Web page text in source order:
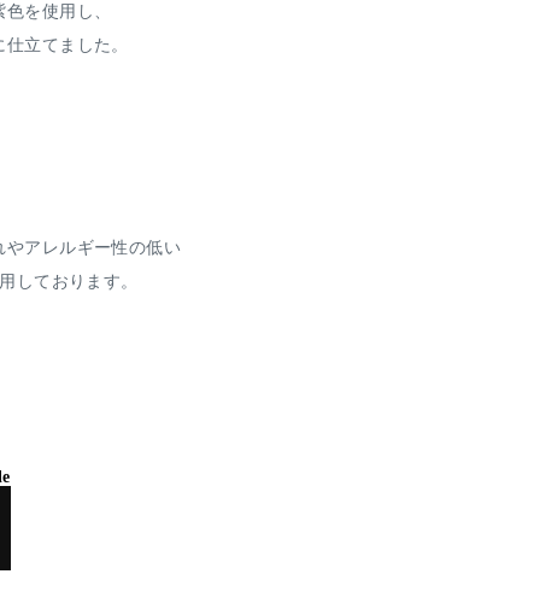
を使用し、
立てました。
アレルギー性の低い
しております。